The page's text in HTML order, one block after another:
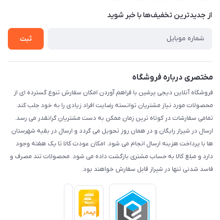
درباره ما
راهنما
از جدید‌ترین تخفیف‌ها با‌ خبر شوید
ثبت
مختصری درباره فروشگاه
فروشگاه آنلاین دیجی پرشین با فراهم آوردن امکان سفارش تنوع گسترده ای از
محصولات مورد نیاز مشتریان توانسته رضایت افراد زیادی را به خود جلب کند.
تمامی سفارشات در کوتاه ترین زمان ممکن به دست مشتریان گرانقدر می رسد.
ارسال در شیراز رایگان و در همان روز تحویل می گردد و ارسال در بقیه شهرستان
ها با پرداخت هزینه ارسال انجام می شود. امکان عودت کالا تا یک هفته وجود
دارد و مبلغ کالا به حساب مشتری بازگشت داده می شود. محصولات تند مصرف و
فاسد شدنی تنها در شیراز قابل سفارش خواهند بود.